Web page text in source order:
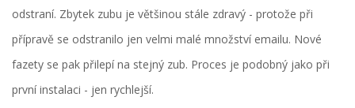
odstraní. Zbytek zubu je většinou stále zdravý - protože při
přípravě se odstranilo jen velmi malé množství emailu. Nové
fazety se pak přilepí na stejný zub. Proces je podobný jako při
první instalaci - jen rychlejší.